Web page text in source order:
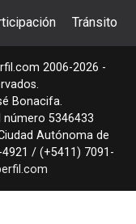
Tránsito
2006-2026 -
Bonacifa.
número 5346433
Autónoma de
/ (+5411) 7091-